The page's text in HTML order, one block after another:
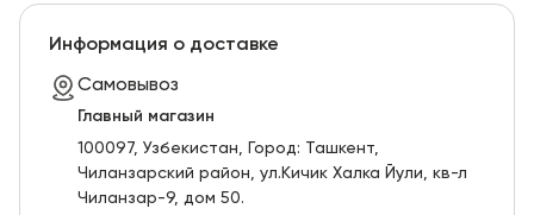
Информация о доставке
Самовывоз
Главный магазин
100097, Узбекистан, Город: Ташкент,
Чиланзарский pайон, ул.Кичик Халка Йули, кв-л
Чиланзар-9, дом 50.